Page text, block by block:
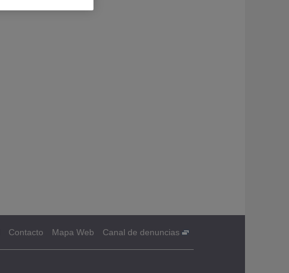
Contacto Mapa Web Canal de denuncias